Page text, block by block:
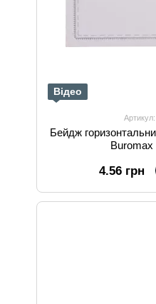
Відео
Бейдж
4.56 грн